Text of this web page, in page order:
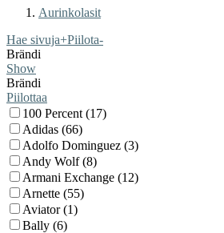
Aurinkolasit
Hae sivuja+Piilota-
Brändi
Show
Brändi
Piilottaa
100 Percent (17)
Adidas (66)
Adolfo Dominguez (3)
Andy Wolf (8)
Armani Exchange (12)
Arnette (55)
Aviator (1)
Bally (6)